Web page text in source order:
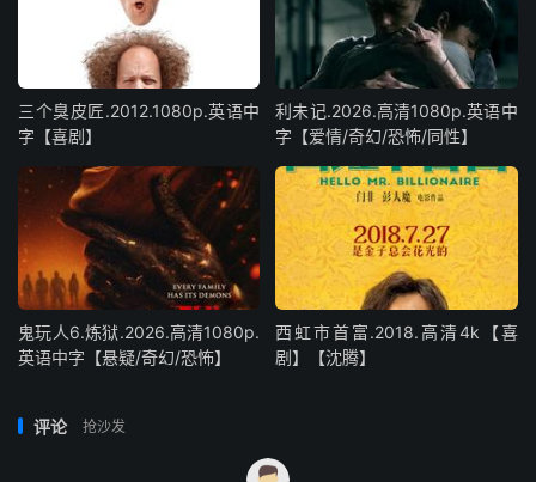
三个臭皮匠.2012.1080p.英语中
字【喜剧】
利未记.2026.高清1080p.英语中
字【爱情/奇幻/恐怖/同性】
鬼玩人6.炼狱.2026.高清1080p.
英语中字【悬疑/奇幻/恐怖】
西虹市首富.2018.高清4k【喜
剧】【沈腾】
评论 抢沙发